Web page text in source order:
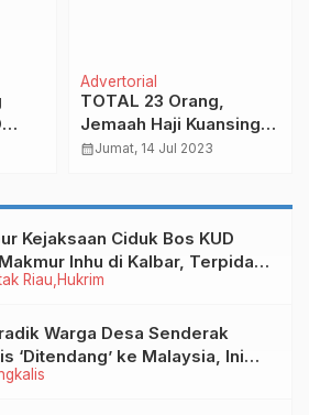
Advertorial
TOTAL 23 Orang,
Jemaah Haji Kuansing
dan Siak Wafat di Tanah
calendar_monthJumat, 14 Jul 2023
Riau Hukrim
Kejaksaan Ciduk Bos KUD
Inhu di Kalbar, Terpidana
Rp2,8 M
Warga Desa Senderak
‘Ditendang’ ke Malaysia, Ini